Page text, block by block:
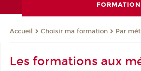
FORMATION
Accueil Choisir ma formation Par
Les formations aux